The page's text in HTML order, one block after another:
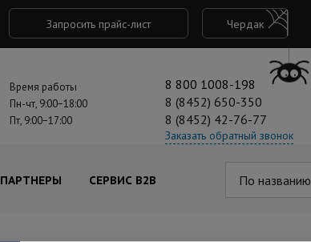
Запросить прайс-лист Чердак
Время работы
Пн-чт, 9:00−18:00
Пт, 9:00−17:00
8 800 1008-198
8 (8452) 650-350
8 (8452) 42-76-77
Заказать обратный звонок
ПАРТНЕРЫ СЕРВИС B2B По названию